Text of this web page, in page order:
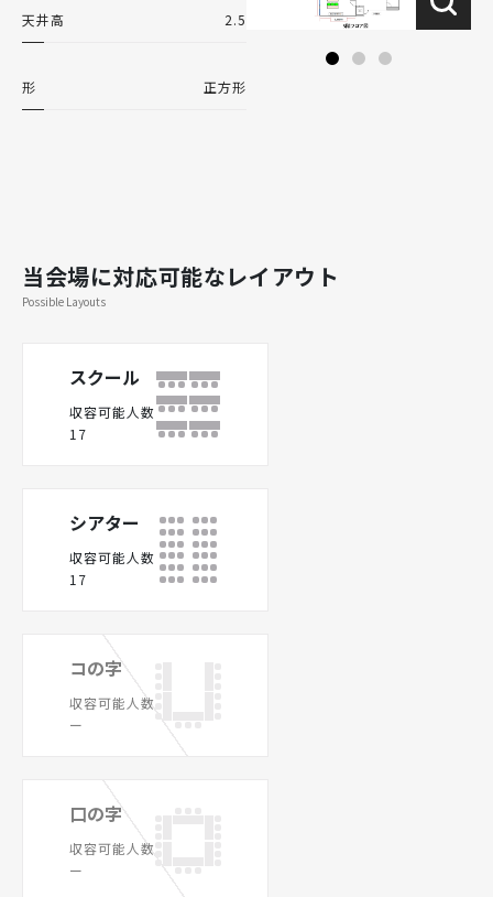
天井高 2.5
形 正方形
当会場に対応可能なレイアウト
Possible Layouts
スクール
収容可能人数
17
シアター
収容可能人数
17
コの字
収容可能人数
ー
口の字
収容可能人数
ー